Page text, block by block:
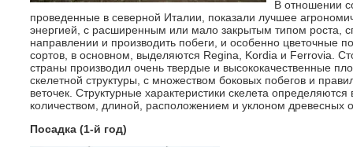
В отношении
проведенные в северной Италии, показали лучшее
энергией, с расширенным или мало закрытым типом роста,
направлении и производить побеги, и особенно цветочные
сортов, в основном, выделяются Regina, Kordia и Ferrovia.
страны производил очень твердые и высококачественные
скелетной структуры, с множеством боковых побегов и
веточек. Структурные характеристики скелета
количеством, длиной, расположением и уклоном древесных
Посадка (1-й год)